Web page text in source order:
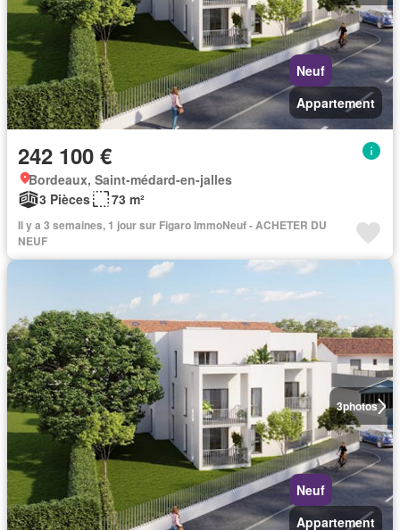
Neuf
Appartement
242 100 €
Bordeaux, Saint-médard-en-jalles
3 Pièces
73 m²
Il y a 3 semaines, 1 jour sur Figaro ImmoNeuf - ACHETER DU
NEUF
3photos
Neuf
Appartement